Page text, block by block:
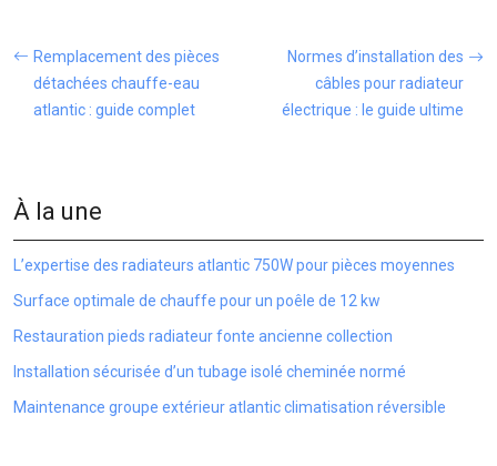
Remplacement des pièces
détachées chauffe-eau
atlantic : guide complet
Normes d’installation des
câbles pour radiateur
électrique : le guide ultime
À la une
L’expertise des radiateurs atlantic 750W pour pièces moyennes
Surface optimale de chauffe pour un poêle de 12 kw
Restauration pieds radiateur fonte ancienne collection
Installation sécurisée d’un tubage isolé cheminée normé
Maintenance groupe extérieur atlantic climatisation réversible